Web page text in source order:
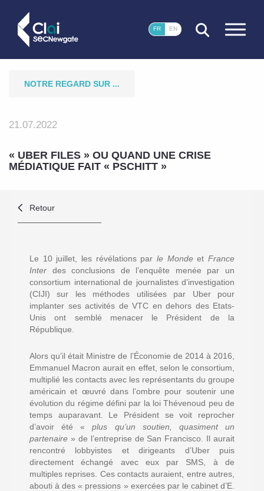
FERMER
FR EN
NOTRE REGARD SUR ...
21.07.2022
« UBER FILES » OU QUAND UNE CRISE
MÉDIATIQUE FAIT « PSCHITT »
Retour
Le 10 juillet, les révélations par le MondeetFrance
Inter des conclusions de l’enquête menée par un
consortium international de journalistes d’investigation
(CIJI) sur les méthodes utilisées par Uber pour
implanter ses activités de VTC en dehors des Etats-
Unis ont semblé menacer le Président de la
République.
Alors qu’il était Ministre de l’Économie de 2014 à 2016,
Emmanuel Macron aurait en effet, selon le consortium,
multiplié les contacts avec les représentants du groupe
américain et œuvré dans l’ombre pour soutenir une
évolution du régime défini par la loi Thévenoud peu de
temps auparavant. Le Président se voit reprocher
d’avoir été «plus qu’un soutien, quasiment un
partenaire » de l’entreprise de San Francisco. Il aurait
rencontré lobbyistes et dirigeants d’Uber puis
directement échangé avec eux par SMS, à de
multiples reprises. Ces contacts auraient, entre autres,
abouti à des « pressions » exercées par le cabinet d’E.